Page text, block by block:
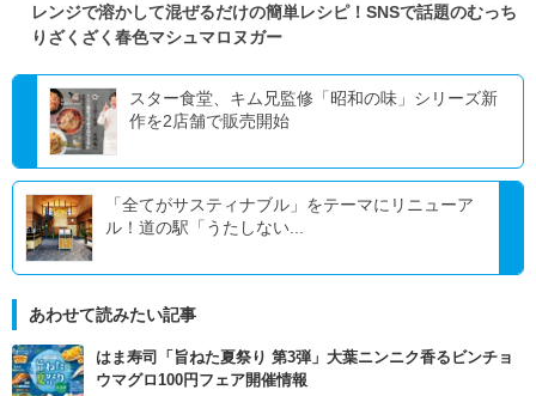
レンジで溶かして混ぜるだけの簡単レシピ！SNSで話題のむっち
りざくざく春色マシュマロヌガー
スター食堂、キム兄監修「昭和の味」シリーズ新
作を2店舗で販売開始
「全てがサスティナブル」をテーマにリニューア
ル！道の駅「うたしない...
あわせて読みたい記事
はま寿司「旨ねた夏祭り 第3弾」大葉ニンニク香るビンチョ
ウマグロ100円フェア開催情報